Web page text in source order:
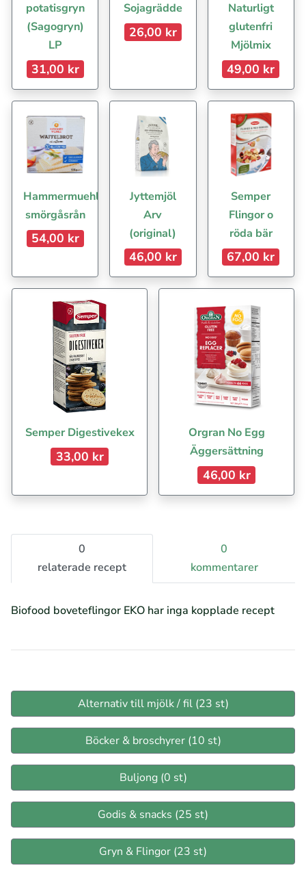
potatisgryn
(Sagogryn)
LP
31,00 kr
Sojagrädde
26,00 kr
Naturligt
glutenfri
Mjölmix
49,00 kr
Hammermuehle
smörgåsrån
54,00 kr
Jyttemjöl
Arv
(original)
46,00 kr
Semper
Flingor o
röda bär
67,00 kr
Semper Digestivekex
33,00 kr
Orgran No Egg
Äggersättning
46,00 kr
0
relaterade recept
0
kommentarer
Biofood boveteflingor EKO har inga kopplade recept
Alternativ till mjölk / fil (23 st)
Böcker & broschyrer (10 st)
Buljong (0 st)
Godis & snacks (25 st)
Gryn & Flingor (23 st)